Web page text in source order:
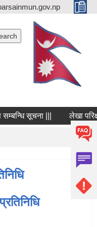
सूचना ||| लेखा परिक्षण